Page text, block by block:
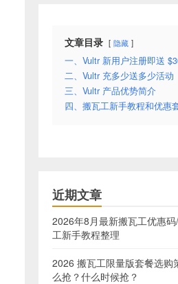
文章目录 隐藏
一、Vultr 新用户注册即送
二、Vultr 充多少送多少活动
三、Vultr 产品优势简介
四、搬瓦工新手教程和优惠
近期文章
2026年8月最新搬瓦工优惠
工新手教程整理
2026 搬瓦工限量版套餐选购
么抢？什么时候抢？